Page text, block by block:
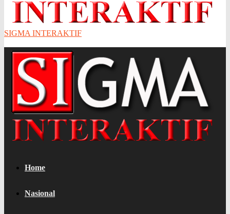
SIGMA INTERAKTIF
Home
Nasional